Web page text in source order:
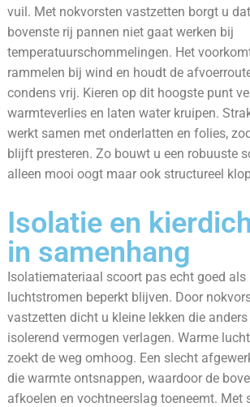
vuil. Met nokvorsten vastzetten borgt u
bovenste rij pannen niet gaat werken bij
temperatuurschommelingen. Het
rammelen bij wind en houdt de
condens vrij. Kieren op dit hoogste punt
warmteverlies en laten water kruipen.
werkt samen met onderlatten en folies,
blijft presteren. Zo bouwt u een robuuste
alleen mooi oogt maar ook structureel
Isolatie en
in samenhang
Isolatiemateriaal scoort pas echt goed als
luchtstromen beperkt blijven. Door
vastzetten dicht u kleine lekken die
isolerend vermogen verlagen. Warme
zoekt de weg omhoog. Een slecht
die warmte ontsnappen, waardoor de
afkoelen en vochtneerslag toeneemt. Met